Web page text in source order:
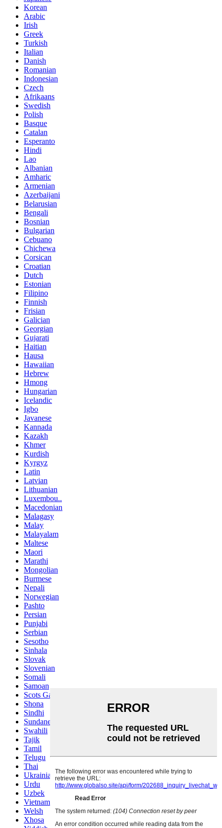
Korean
Arabic
Irish
Greek
Turkish
Italian
Danish
Romanian
Indonesian
Czech
Afrikaans
Swedish
Polish
Basque
Catalan
Esperanto
Hindi
Lao
Albanian
Amharic
Armenian
Azerbaijani
Belarusian
Bengali
Bosnian
Bulgarian
Cebuano
Chichewa
Corsican
Croatian
Dutch
Estonian
Filipino
Finnish
Frisian
Galician
Georgian
Gujarati
Haitian
Hausa
Hawaiian
Hebrew
Hmong
Hungarian
Icelandic
Igbo
Javanese
Kannada
Kazakh
Khmer
Kurdish
Kyrgyz
Latin
Latvian
Lithuanian
Luxembou..
Macedonian
Malagasy
Malay
Malayalam
Maltese
Maori
Marathi
Mongolian
Burmese
Nepali
Norwegian
Pashto
Persian
Punjabi
Serbian
Sesotho
Sinhala
Slovak
Slovenian
Somali
Samoan
Scots Gaelic
Shona
Sindhi
Sundanese
Swahili
Tajik
Tamil
Telugu
Thai
Ukrainian
Urdu
Uzbek
Vietnamese
Welsh
Xhosa